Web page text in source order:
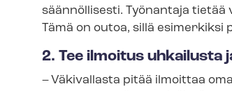
säännöllisesti. Työnantaja
Tämä on outoa, sillä
2. Tee ilmoitus uhkailusta
– Väkivallasta pitää ilmoittaa